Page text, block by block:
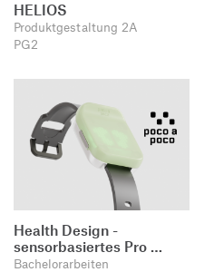
HELIOS
Produktgestaltung 2A
PG2
Health Design -
sensorbasiertes Pro …
Bachelorarbeiten